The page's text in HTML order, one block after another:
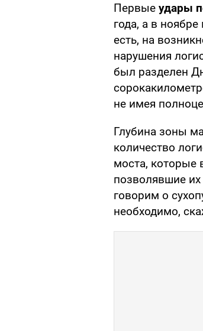
Первые удары
года, а в
есть, на
нарушения
был разделен
не имея
Глубина зоны
количество
моста, которые
позволявшие
говорим о
необходимо,